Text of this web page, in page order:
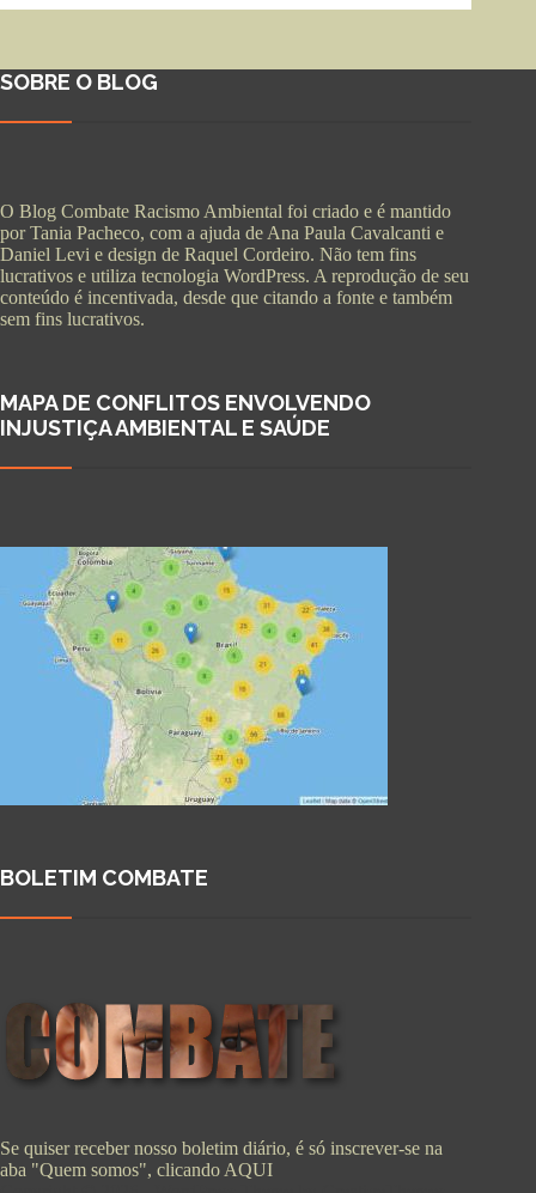
SOBRE O BLOG
O Blog Combate Racismo Ambiental foi criado e é mantido
por Tania Pacheco, com a ajuda de Ana Paula Cavalcanti e
Daniel Levi e design de Raquel Cordeiro. Não tem fins
lucrativos e utiliza tecnologia WordPress. A reprodução de seu
conteúdo é incentivada, desde que citando a fonte e também
sem fins lucrativos.
MAPA DE CONFLITOS ENVOLVENDO
INJUSTIÇA AMBIENTAL E SAÚDE
BOLETIM COMBATE
Se quiser receber nosso boletim diário, é só inscrever-se na
aba "Quem somos", clicando AQUI